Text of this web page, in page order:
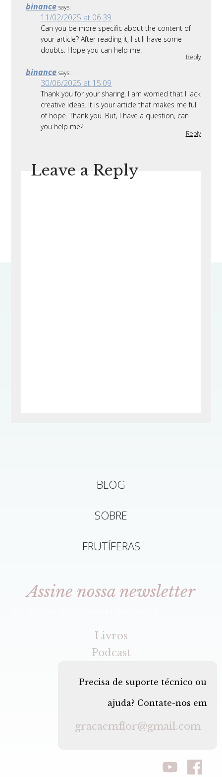
binance says:
11/02/2025 at 06:39
Can you be more specific about the content of
your article? After reading it, I still have some
doubts. Hope you can help me.
Reply
binance says:
30/06/2025 at 15:09
Thank you for your sharing. I am worried that I lack
creative ideas. It is your article that makes me full
of hope. Thank you. But, I have a question, can
you help me?
Reply
Leave a Reply
BLOG
SOBRE
FRUTÍFERAS
Assine nossa newsletter
Livros
Podcast
Precisa de suporte técnico ou
ajuda? Contate-nos em
gracaemflor@gmail.com